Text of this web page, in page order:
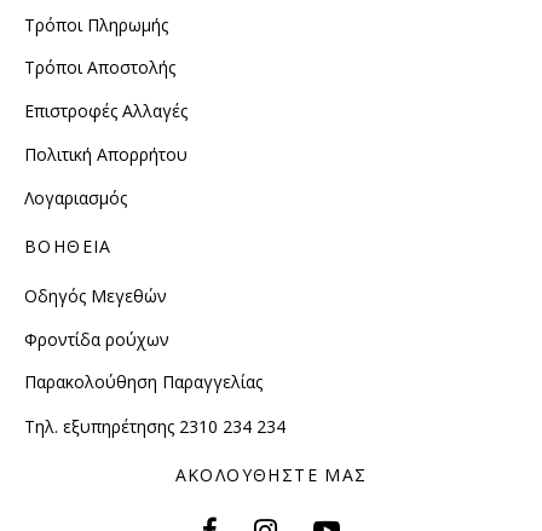
Τρόποι Πληρωμής
Τρόποι Αποστολής
Επιστροφές Αλλαγές
Πολιτική Απορρήτου
Λογαριασμός
ΒΟΗΘΕΙΑ
Οδηγός Μεγεθών
Φροντίδα ρούχων
Παρακολούθηση Παραγγελίας
Τηλ. εξυπηρέτησης 2310 234 234
ΑΚΟΛΟΥΘΗΣΤΕ ΜΑΣ